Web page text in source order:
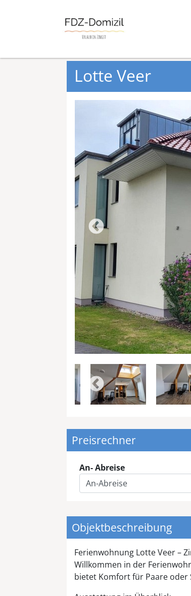
Lotte Veer
Preisrechner
An- Abreise
Objektbeschreibung
Ferienwohnung Lotte Veer –
Willkommen in der
bietet Komfort für Paare oder